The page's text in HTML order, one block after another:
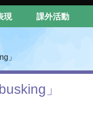
現 課外活動
」
」